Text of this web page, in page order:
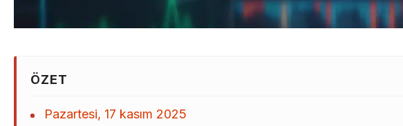
ÖZET
Pazartesi, 17 kasım 2025